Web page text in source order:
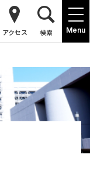
Menu
アクセス 検索